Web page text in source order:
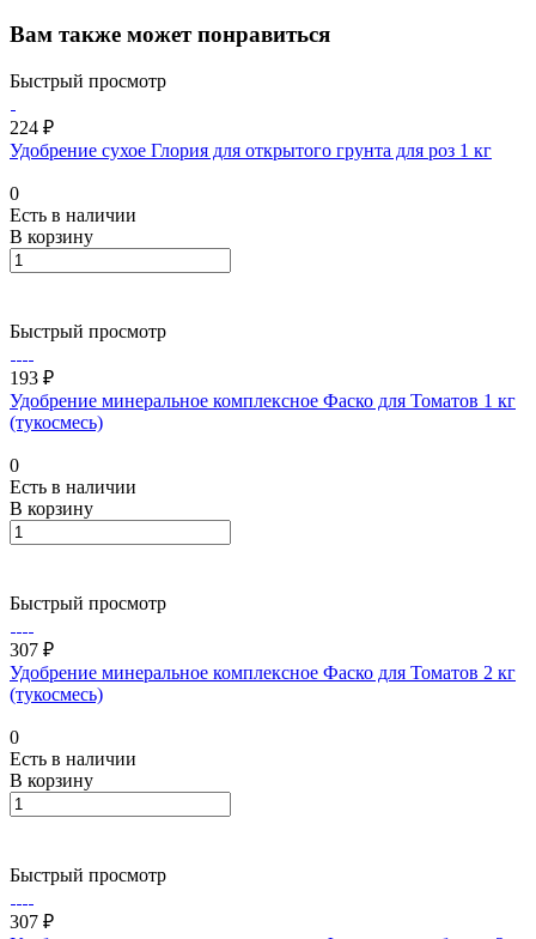
Вам также может понравиться
Быстрый просмотр
224 ₽
Удобрение сухое Глория для открытого грунта для роз 1 кг
0
Есть в наличии
В корзину
Быстрый просмотр
193 ₽
Удобрение минеральное комплексное Фаско для Томатов 1 кг
(тукосмесь)
0
Есть в наличии
В корзину
Быстрый просмотр
307 ₽
Удобрение минеральное комплексное Фаско для Томатов 2 кг
(тукосмесь)
0
Есть в наличии
В корзину
Быстрый просмотр
307 ₽